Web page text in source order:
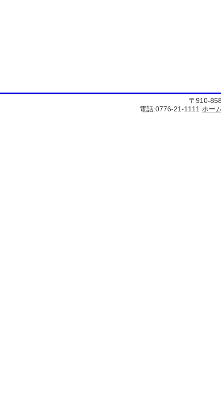
〒910-
電話:0776-21-1111 ホー